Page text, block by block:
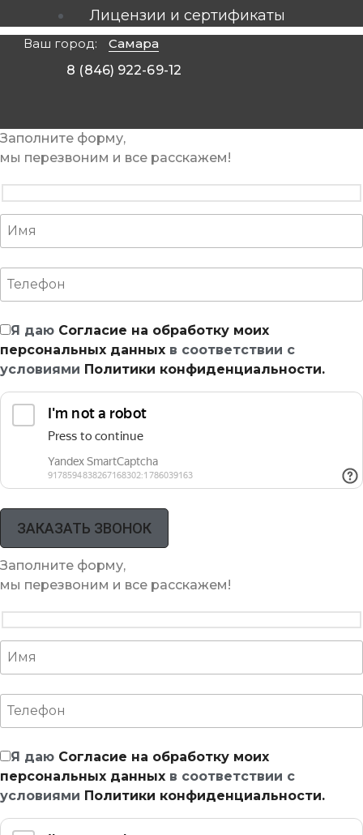
Лицензии и сертификаты
Ваш город:
Самара
8 (846) 922-69-12
Заполните форму,
мы перезвоним и все расскажем!
Я даю Согласие на обработку моих
персональных данных в соответствии с
условиями Политики конфиденциальности.
Заполните форму,
мы перезвоним и все расскажем!
Я даю Согласие на обработку моих
персональных данных в соответствии с
условиями Политики конфиденциальности.